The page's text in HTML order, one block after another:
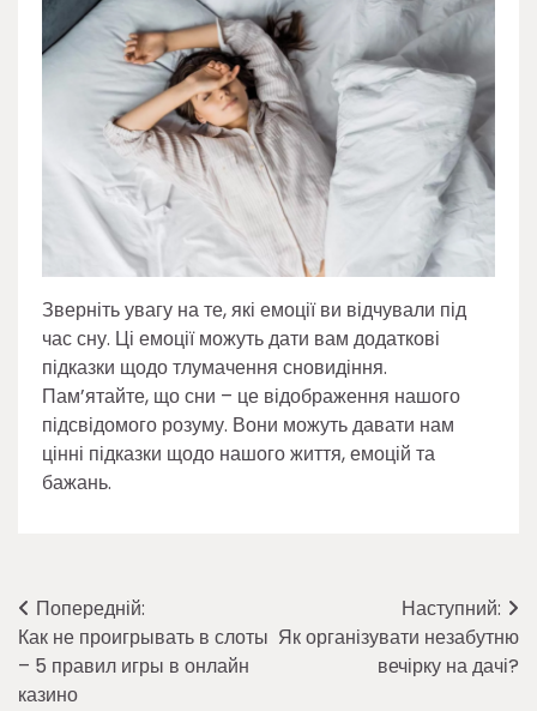
Зверніть увагу на те, які емоції ви відчували під
час сну. Ці емоції можуть дати вам додаткові
підказки щодо тлумачення сновидіння.
Пам’ятайте, що сни – це відображення нашого
підсвідомого розуму. Вони можуть давати нам
цінні підказки щодо нашого життя, емоцій та
бажань.
Навігація
записів
Попередній:
Как не проигрывать в слоты
– 5 правил игры в онлайн
казино
Наступний:
Як організувати незабутню
вечірку на дачі?